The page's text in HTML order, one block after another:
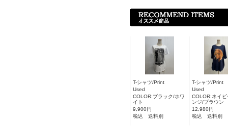
T-シャツ/Print
Used
COLOR:ブラック/ホワ
イト
9,900円
税込 送料別
T-シャツ/Print
Used
COLOR:ネイビ
ンジ/ブラウン
12,980円
税込 送料別